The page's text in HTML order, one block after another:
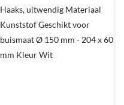
Haaks, uitwendig Materiaal
Kunststof Geschikt voor
buismaat Ø 150 mm - 204 x 60
mm Kleur Wit